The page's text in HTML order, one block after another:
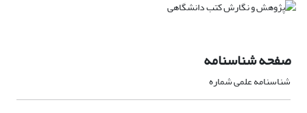
صفحه شناسنامه
شناسنامه علمی شماره